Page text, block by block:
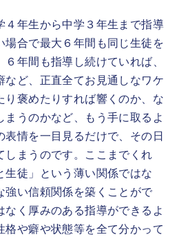
４年生から中学３年生まで指導
場合で最大６年間も同じ生徒を
年間も指導し続けていれば、
など、正直全てお見通しなワケ
り褒めたりすれば響くのか、な
うのかなど、もう手に取るよ
表情を一目見るだけで、その日
しまうのです。ここまでくれ
生徒」という薄い関係ではな
強い信頼関係を築くことがで
なく厚みのある指導ができるよ
格や癖や状態等を全て分かって